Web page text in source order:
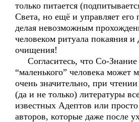
только питается
Света, но ещё и управляет его
делая невозможным
человеком ритуала покаяния и
очищения!
Согласитесь, что Со-Знание
“маленького” человека может
очень значительно, при чтении
(да и не только) литературы
известных Адептов или
авторов, которые даже после